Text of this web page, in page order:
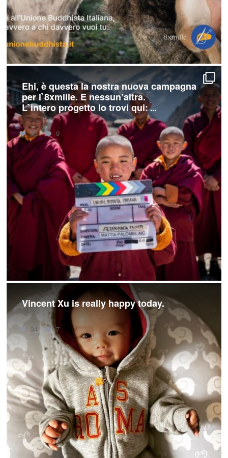
Ehi, è questa la nostra nuova campagna
per l`8xmille. E nessun’altra.
L`intero progetto lo trovi qui:...
45 9
Vincent Xu is really happy today.
34 7